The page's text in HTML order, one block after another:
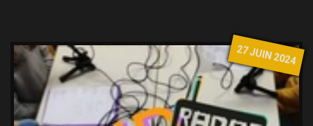
27 JUIN 2024